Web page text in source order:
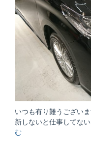
いつも有り難うござい
新しないと仕事してな
む